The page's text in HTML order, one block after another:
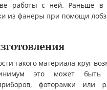
работы с ней. Раньше в
из фанеры при помощи
такого материала круг
это может быть
фоторамки